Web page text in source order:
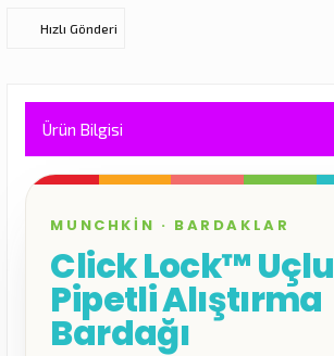
Hızlı Gönderi
Ürün Bilgisi
MUNCHKIN · BARDAKLAR
Click Lock™ Uçlu
Pipetli Alıştırma
Bardağı